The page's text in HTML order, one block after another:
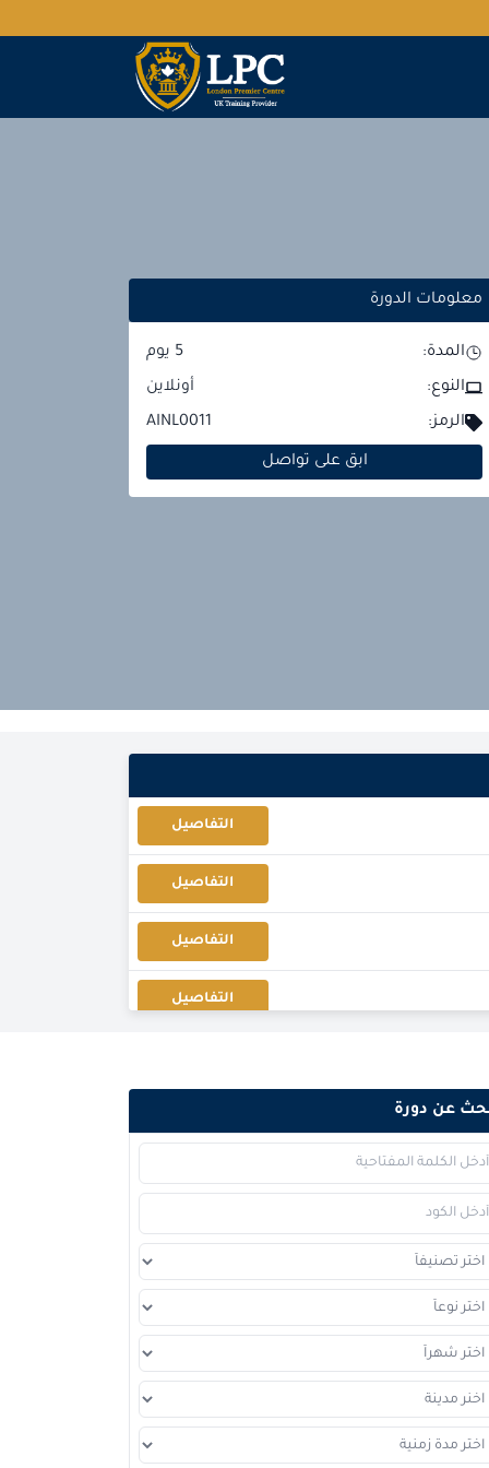
معلومات الدورة
المدة: 5 يوم
النوع:
أونلاين
الرمز:
AINL0011
ابق على تواصل
التفاصيل
التفاصيل
التفاصيل
التفاصيل
عن دورة